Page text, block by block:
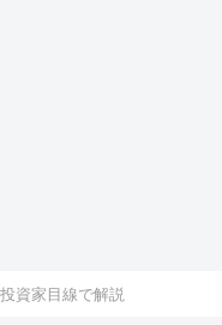
資家目線で解説